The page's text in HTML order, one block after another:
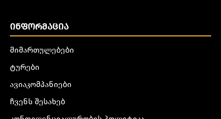
ᲘᲜᲤᲝᲠᲛᲐᲪᲘᲐ
მიმართულებები
ტურები
ავიაკომპანიები
ჩვენს შესახებ